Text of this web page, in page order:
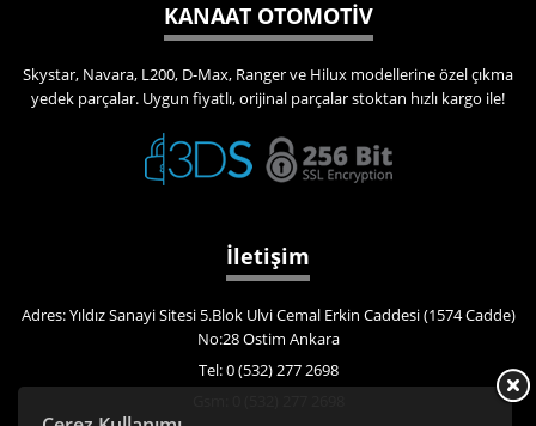
KANAAT OTOMOTİV
Skystar, Navara, L200, D-Max, Ranger ve Hilux modellerine özel çıkma
yedek parçalar. Uygun fiyatlı, orijinal parçalar stoktan hızlı kargo ile!
İletişim
Adres: Yıldız Sanayi Sitesi 5.Blok Ulvi Cemal Erkin Caddesi (1574 Cadde)
No:28 Ostim Ankara
Tel: 0 (532) 277 2698